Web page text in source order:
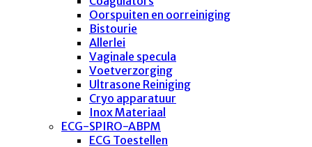
Oorspuiten en oorreiniging
Bistourie
Allerlei
Vaginale specula
Voetverzorging
Ultrasone Reiniging
Cryo apparatuur
Inox Materiaal
ECG-SPIRO-ABPM
ECG Toestellen